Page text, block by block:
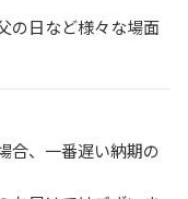
の日など様々な場面
合、一番遅い納期の